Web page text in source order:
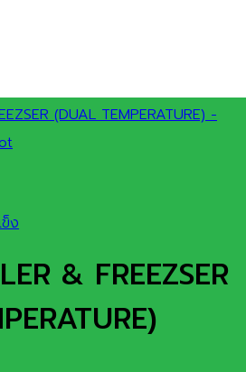
ง
& FREEZSER